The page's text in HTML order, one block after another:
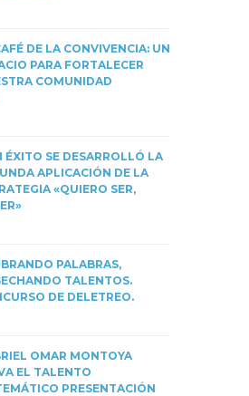
DE LA CONVIVENCIA: UN
PARA FORTALECER
COMUNIDAD
ÉXITO SE DESARROLLÓ LA
APLICACIÓN DE LA
«QUIERO SER,
PALABRAS,
TALENTOS.
DE DELETREO.
OMAR MONTOYA
EL TALENTO
PRESENTACIÓN